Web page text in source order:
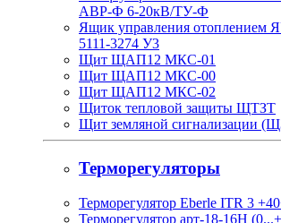
АВР-Ф 6-20кВ/ТУ-Ф
Ящик управления отоплением
5111-3274 У3
Щит ЩАП12 МКС-01
Щит ЩАП12 МКС-00
Щит ЩАП12 МКС-02
Щиток тепловой защиты ЩТЗТ
Щит земляной сигнализации
Терморегуляторы
Терморегулятор Eberle ITR 3
Терморегулятор арт-18-16H